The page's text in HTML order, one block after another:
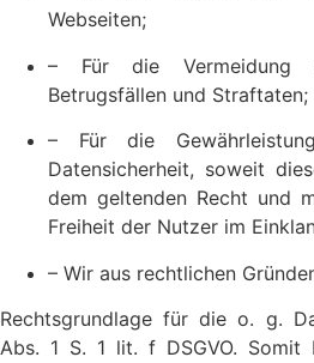
Webseiten;
– Für die Vermeidung
Betrugsfällen und
– Für die
Datensicherheit, soweit
dem geltenden Recht und
Freiheit der Nutzer im
– Wir aus rechtlichen
Rechtsgrundlage für die o. g.
Abs. 1 S. 1 lit. f DSGVO. Somit